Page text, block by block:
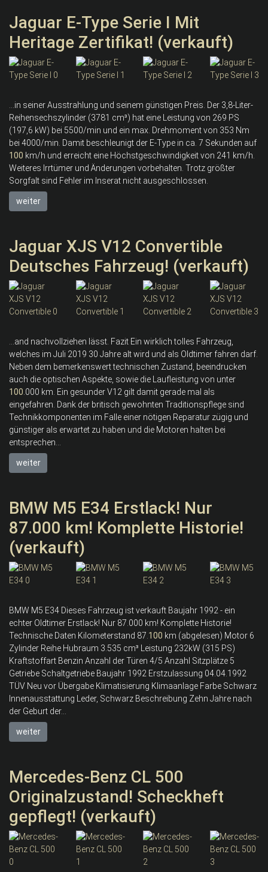
Jaguar E-Type Serie I Mit
Heritage Zertifikat! (verkauft)
...in seiner Ausstrahlung und seinem günstigen Preis. Der 3,8-Liter-
Reihensechszylinder (3781 cm³) hat eine Leistung von 269 PS
(197,6 kW) bei 5500/min und ein max. Drehmoment von 353 Nm
bei 4000/min. Damit beschleunigt der E-Type in ca. 7 Sekunden auf
100 km/h und erreicht eine Höchstgeschwindigkeit von 241 km/h.
Weiteres Irrtümer und Änderungen vorbehalten. Trotz größter
Sorgfalt sind Fehler im Inserat nicht ausgeschlossen.
weiter
Jaguar XJS V12 Convertible
Deutsches Fahrzeug! (verkauft)
...and nachvollziehen lässt. Fazit Ein wirklich tolles Fahrzeug,
welches im Juli 2019 30 Jahre alt wird und als Oldtimer fahren darf.
Neben dem bemerkenswert technischen Zustand, beeindrucken
auch die optischen Aspekte, sowie die Laufleistung von unter
100 .000 km. Ein gesunder V12 gilt damit gerade mal als
eingefahren. Dank der britisch gewohnten Traditionspflege sind
Technikkomponenten im Falle einer nötigen Reparatur zügig und
günstiger als erwartet zu haben und die Motoren halten bei
entsprechen...
weiter
BMW M5 E34 Erstlack! Nur
87.000 km! Komplette Historie!
(verkauft)
BMW M5 E34 Dieses Fahrzeug ist verkauft Baujahr 1992 - ein
echter Oldtimer Erstlack! Nur 87.000 km! Komplette Historie!
Technische Daten Kilometerstand 87. 100 km (abgelesen) Motor 6
Zylinder Reihe Hubraum 3.535 cm³ Leistung 232kW (315 PS)
Kraftstoffart Benzin Anzahl der Türen 4/5 Anzahl Sitzplätze 5
Getriebe Schaltgetriebe Baujahr 1992 Erstzulassung 04.04.1992
TÜV Neu vor Übergabe Klimatisierung Klimaanlage Farbe Schwarz
Innenausstattung Leder, Schwarz Beschreibung Zehn Jahre nach
der Geburt der...
weiter
Mercedes-Benz CL 500
Originalzustand! Scheckheft
gepflegt! (verkauft)